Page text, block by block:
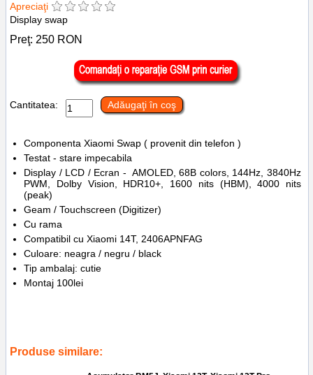
Apreciaţi
Display swap
Preţ: 250 RON
Cantitatea: Adăugaţi în coş
Componenta Xiaomi Swap ( provenit din telefon )
Testat - stare impecabila
Display / LCD / Ecran - AMOLED, 68B colors, 144Hz, 3840Hz
PWM, Dolby Vision, HDR10+, 1600 nits (HBM), 4000 nits
(peak)
Geam / Touchscreen (Digitizer)
Cu rama
Compatibil cu Xiaomi 14T, 2406APNFAG
Culoare: neagra / negru / black
Tip ambalaj: cutie
Montaj 100lei
Produse similare: